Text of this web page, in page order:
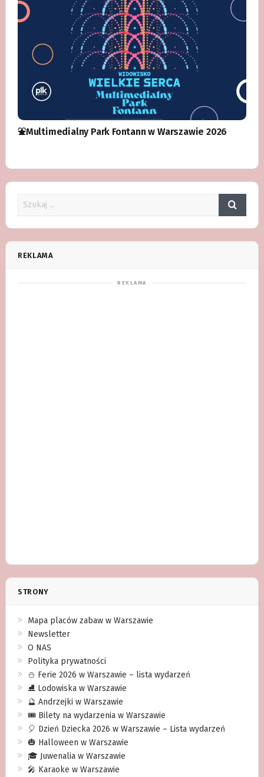
⛲️Multimedialny Park Fontann w Warszawie 2026
REKLAMA
STRONY
Mapa placów zabaw w Warszawie
Newsletter
O NAS
Polityka prywatności
⛄️ Ferie 2026 w Warszawie – lista wydarzeń
⛸ Lodowiska w Warszawie
🔮 Andrzejki w Warszawie
🎟️ Bilety na wydarzenia w Warszawie
🎈 Dzień Dziecka 2026 w Warszawie – Lista wydarzeń
🎃 Halloween w Warszawie
🎓 Juwenalia w Warszawie
🎤 Karaoke w Warszawie